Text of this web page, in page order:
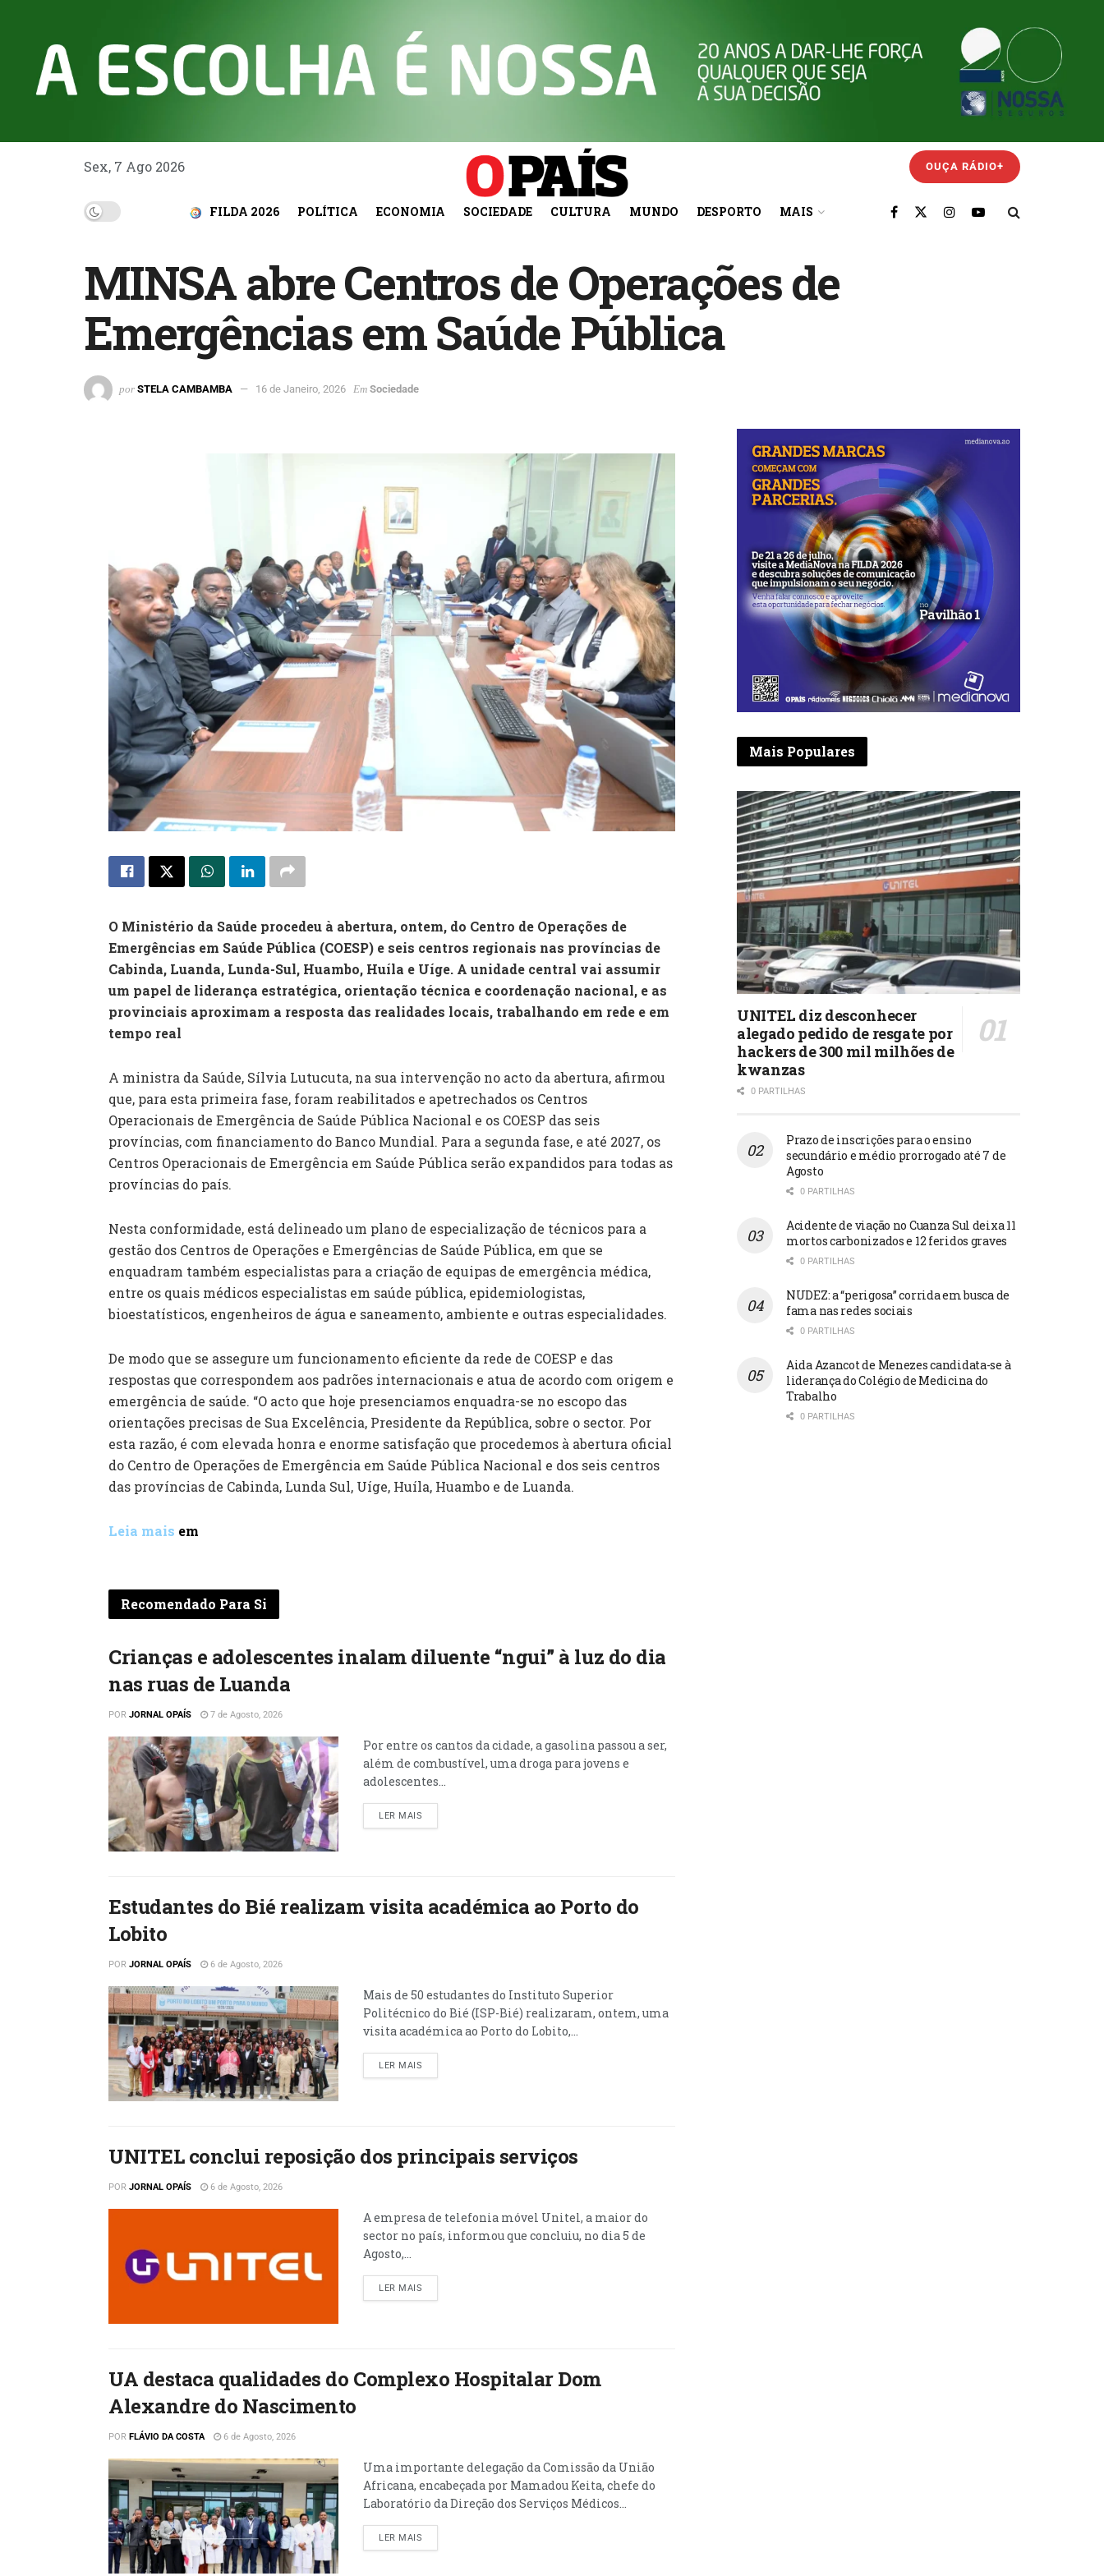
Sex, 7 Ago 2026 OUÇA RÁDIO+
FILDA 2026 POLÍTICA ECONOMIA SOCIEDADE CULTURA MUNDO DESPORTO MAIS
MINSA abre Centros de Operações de
Emergências em Saúde Pública
por STELA CAMBAMBA 16 de Janeiro, 2026 Em Sociedade
O Ministério da Saúde procedeu à abertura, ontem, do Centro de Operações de
Emergências em Saúde Pública (COESP) e seis centros regionais nas províncias de
Cabinda, Luanda, Lunda-Sul, Huambo, Huíla e Uíge. A unidade central vai assumir
um papel de liderança estratégica, orientação técnica e coordenação nacional, e as
provinciais aproximam a resposta das realidades locais, trabalhando em rede e em
tempo real
A ministra da Saúde, Sílvia Lutucuta, na sua intervenção no acto da abertura, afirmou
que, para esta primeira fase, foram reabilitados e apetrechados os Centros
Operacionais de Emergência de Saúde Pública Nacional e os COESP das seis
províncias, com financiamento do Banco Mundial. Para a segunda fase, e até 2027, os
Centros Operacionais de Emergência em Saúde Pública serão expandidos para todas as
províncias do país.
Nesta conformidade, está delineado um plano de especialização de técnicos para a
gestão dos Centros de Operações e Emergências de Saúde Pública, em que se
enquadram também especialistas para a criação de equipas de emergência médica,
entre os quais médicos especialistas em saúde pública, epidemiologistas,
bioestatísticos, engenheiros de água e saneamento, ambiente e outras especialidades.
De modo que se assegure um funcionamento eficiente da rede de COESP e das
respostas que correspondem aos padrões internacionais e atua de acordo com origem e
emergência de saúde. “O acto que hoje presenciamos enquadra-se no escopo das
orientações precisas de Sua Excelência, Presidente da República, sobre o sector. Por
esta razão, é com elevada honra e enorme satisfação que procedemos à abertura oficial
do Centro de Operações de Emergência em Saúde Pública Nacional e dos seis centros
das províncias de Cabinda, Lunda Sul, Uíge, Huíla, Huambo e de Luanda.
Leia mais em
Recomendado Para Si
Crianças e adolescentes inalam diluente “ngui” à luz do dia
nas ruas de Luanda
POR JORNAL OPAÍS 7 de Agosto, 2026
Por entre os cantos da cidade, a gasolina passou a ser,
além de combustível, uma droga para jovens e
adolescentes...
LER MAIS
Estudantes do Bié realizam visita académica ao Porto do
Lobito
POR JORNAL OPAÍS 6 de Agosto, 2026
Mais de 50 estudantes do Instituto Superior
Politécnico do Bié (ISP-Bié) realizaram, ontem, uma
visita académica ao Porto do Lobito,...
LER MAIS
UNITEL conclui reposição dos principais serviços
POR JORNAL OPAÍS 6 de Agosto, 2026
A empresa de telefonia móvel Unitel, a maior do
sector no país, informou que concluiu, no dia 5 de
Agosto,...
LER MAIS
UA destaca qualidades do Complexo Hospitalar Dom
Alexandre do Nascimento
POR FLÁVIO DA COSTA 6 de Agosto, 2026
Uma importante delegação da Comissão da União
Africana, encabeçada por Mamadou Keita, chefe do
Laboratório da Direção dos Serviços Médicos...
LER MAIS
Mais Populares
UNITEL diz desconhecer
alegado pedido de resgate por
hackers de 300 mil milhões de
kwanzas
0 PARTILHAS
Prazo de inscrições para o ensino
secundário e médio prorrogado até 7 de
Agosto
0 PARTILHAS
Acidente de viação no Cuanza Sul deixa 11
mortos carbonizados e 12 feridos graves
0 PARTILHAS
NUDEZ: a “perigosa” corrida em busca de
fama nas redes sociais
0 PARTILHAS
Aida Azancot de Menezes candidata-se à
liderança do Colégio de Medicina do
Trabalho
0 PARTILHAS